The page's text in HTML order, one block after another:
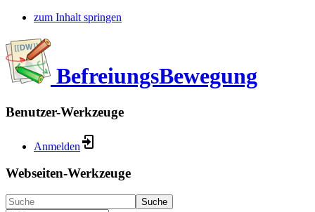
zum Inhalt springen
BefreiungsBewegung
Benutzer-Werkzeuge
Anmelden
Webseiten-Werkzeuge
Suche